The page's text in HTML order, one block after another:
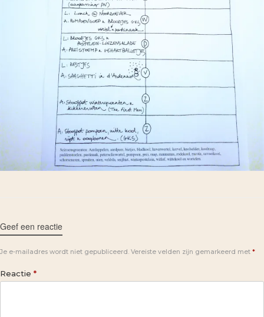
Geef een reactie
Je e-mailadres wordt niet gepubliceerd. Vereiste velden zijn gemarkeerd met *
Reactie *